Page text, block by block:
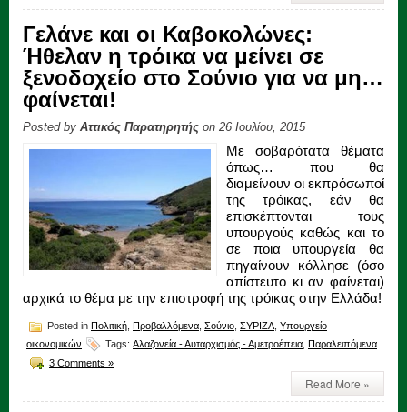
Γελάνε και οι Καβοκολώνες:
Ήθελαν η τρόικα να μείνει σε
ξενοδοχείο στο Σούνιο για να μη…
φαίνεται!
Posted by Αττικός Παρατηρητής on 26 Ιουλίου, 2015
Με σοβαρότατα θέματα
όπως… που θα
διαμείνουν οι εκπρόσωποί
της τρόικας, εάν θα
επισκέπτονται τους
υπουργούς καθώς και το
σε ποια υπουργεία θα
πηγαίνουν κόλλησε (όσο
απίστευτο κι αν φαίνεται)
αρχικά το θέμα με την επιστροφή της τρόικας στην Ελλάδα!
Posted in Πολιτική Προβαλλόμενα Σούνιο ΣΥΡΙΖΑ Υπουργείο
οικονομικών
Tags: Αλαζονεία - Αυταρχισμός - Αμετροέπεια Παραλειπόμενα
3 Comments »
Read More »